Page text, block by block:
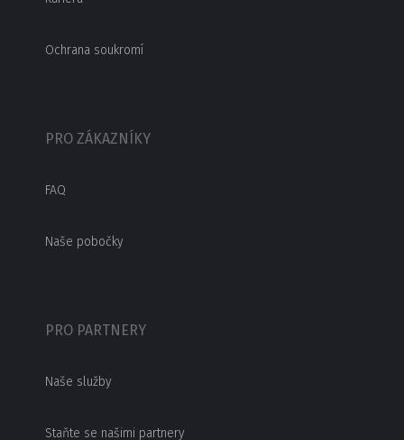
Ochrana soukromí
PRO ZÁKAZNÍKY
FAQ
Naše pobočky
PRO PARTNERY
Naše služby
Staňte se našimi partnery